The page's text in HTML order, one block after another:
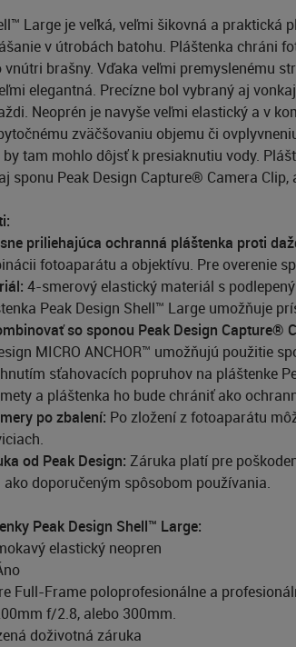
Large je veľká, veľmi šikovná a
v útrobách batohu. Pláštenka chráni
vnútri brašny. Vďaka veľmi premyslenému
elegantná. Precízne bol vybraný aj
Neoprén je navyše veľmi elastický a v
zväčšovaniu objemu či
tam mohlo dôjsť k presiaknutiu vody.
sponu Peak Design Capture® Camera
priliehajúca ochranná pláštenka proti
fotoaparátu a objektívu. Pre overenie
4-smerový elastický materiál s
Peak Design Shell™ Large umožňuje
so sponou Peak Design Capture®
MICRO ANCHOR™ umožňujú použitie
sťahovacích popruhov na pláštenke
a pláštenka ho bude chrániť ako
po zbalení: Po zložení z fotoaparátu
od Peak Design: Záruka platí pre
ako doporučeným spôsobom používania.
Peak Design Shell™ Large:
elastický neopren
Full-Frame poloprofesionálne a
f/2.8, alebo 300mm.
doživotná záruka